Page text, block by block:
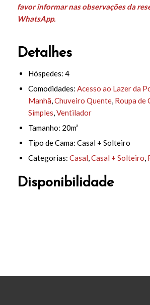
favor informar nas observações da
WhatsApp.
Detalhes
Hóspedes: 4
Comodidades: Acesso ao Lazer da
Manhã,Chuveiro Quente, Roupa de
Simples,Ventilador
Tamanho: 20m²
Tipo de Cama: Casal + Solteiro
Categorias: Casal,Casal + Solteiro,
Disponibilidade